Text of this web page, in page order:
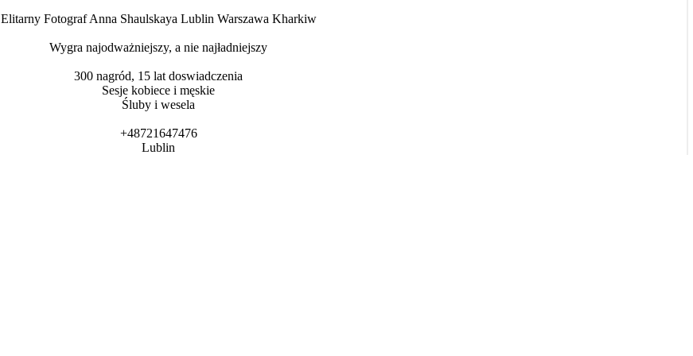
Elitarny Fotograf Anna Shaulskaya Lublin Warszawa Kharkiw
Wygra najodważniejszy, a nie najładniejszy
300 nagród, 15 lat doswiadczenia
Sesje kobiece i męskie
Śluby i wesela
+48721647476
Lublin